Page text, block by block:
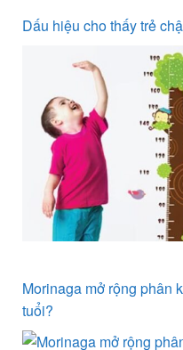
Dấu hiệu cho thấy trẻ
Morinaga mở rộng phân
tuổi?